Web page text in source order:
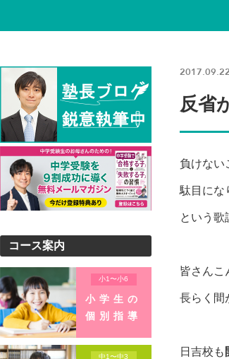
コース案内
小1〜小6
小学生の
個別指導
中1〜中3
2017.09.22
反省
負けない
駄目に
という歌
皆さんこ
長らく間
日吉校も